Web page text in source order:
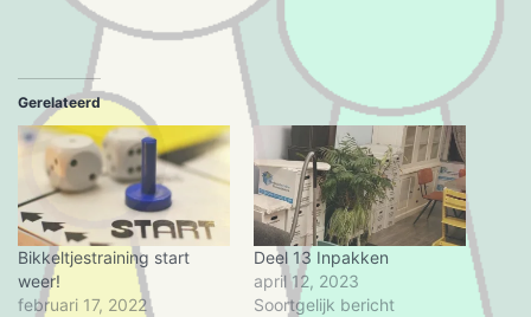
laden...
Gerelateerd
Bikkeltjestraining start
weer!
februari 17, 2022
Deel 13 Inpakken
april 12, 2023
Soortgelijk bericht